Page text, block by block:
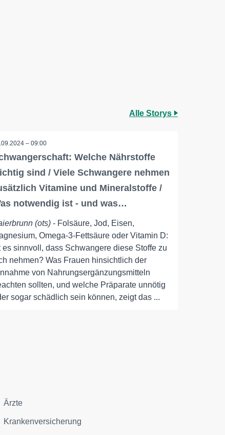
Alle Storys
– 09:00
Welche Nährstoffe
sind / Viele Schwangere nehmen
Vitamine und Mineralstoffe /
notwendig ist - und was…
(ots) - Folsäure, Jod, Eisen,
Omega-3-Fettsäure oder Vitamin D:
es sinnvoll, dass Schwangere diese Stoffe zu
nehmen? Was Frauen hinsichtlich der
von Nahrungsergänzungsmitteln
sollten, und welche Präparate unnötig
sogar schädlich sein können, zeigt das ...
Ärzte
Krankenversicherung